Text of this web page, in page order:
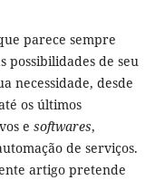
parece sempre
possibilidades de seu
necessidade, desde
os últimos
e softwares,
de serviços.
artigo pretende